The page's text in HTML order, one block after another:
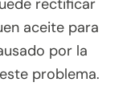
rectificar
aceite para
por la
problema.